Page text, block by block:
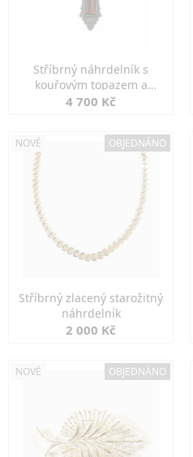
Stříbrný náhrdelník s
kouřovým topazem a
markazity
4 700 Kč
NOVÉ OBJEDNÁNO
Stříbrný zlacený starožitný
náhrdelník
2 000 Kč
NOVÉ OBJEDNÁNO